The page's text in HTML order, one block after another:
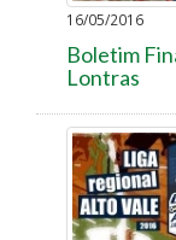
16/05/2016
Boletim
Lontras